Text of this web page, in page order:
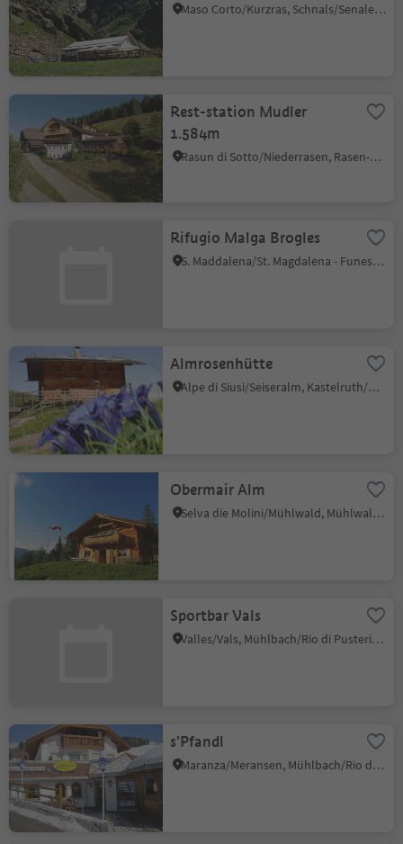
Maso Corto/Kurzras, Schnals/Senales, Vinschgau/Val Venosta
Rest-station Mudler
1.584m
Rasun di Sotto/Niederrasen, Rasen-Antholz/Rasun Anterselva, Dolomites Region Kronplatz/Plan de Corones
Rifugio Malga Brogles
S. Maddalena/St. Magdalena - Funes/Villnöss, Villnöss/Funes, Dolomites Region Lüsen Villnöss
Almrosenhütte
Alpe di Siusi/Seiseralm, Kastelruth/Castelrotto, Dolomites Region Seiser Alm
Obermair Alm
Selva die Molini/Mühlwald, Mühlwald/Selva dei Molini, Ahrntal/Valle Aurina
Sportbar Vals
Valles/Vals, Mühlbach/Rio di Pusteria, Brixen/Bressanone and environs
s'Pfandl
Maranza/Meransen, Mühlbach/Rio di Pusteria, Brixen/Bressanone and environs